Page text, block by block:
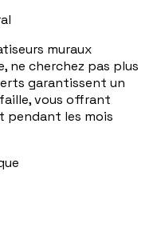
muraux
ne cherchez pas plus
garantissent un
vous offrant
les mois